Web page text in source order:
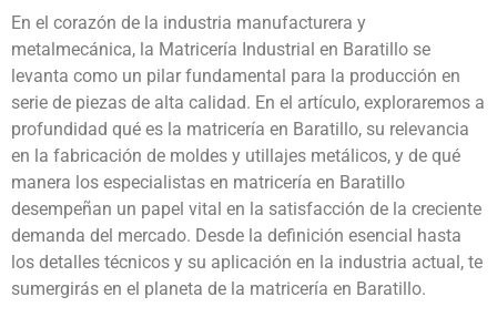
En el corazón de la industria manufacturera y
metalmecánica, la Matricería Industrial en Baratillo se
levanta como un pilar fundamental para la producción en
serie de piezas de alta calidad. En el artículo, exploraremos a
profundidad qué es la matricería en Baratillo, su relevancia
en la fabricación de moldes y utillajes metálicos, y de qué
manera los especialistas en matricería en Baratillo
desempeñan un papel vital en la satisfacción de la creciente
demanda del mercado. Desde la definición esencial hasta
los detalles técnicos y su aplicación en la industria actual, te
sumergirás en el planeta de la matricería en Baratillo.